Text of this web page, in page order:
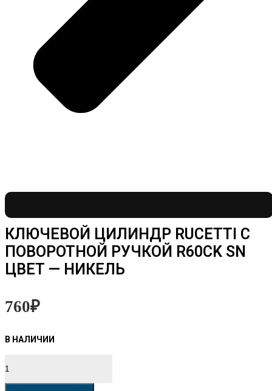
КЛЮЧЕВОЙ ЦИЛИНДР RUCETTI С
ПОВОРОТНОЙ РУЧКОЙ R60CK SN
ЦВЕТ — НИКЕЛЬ
760₽
товара
Ключевой